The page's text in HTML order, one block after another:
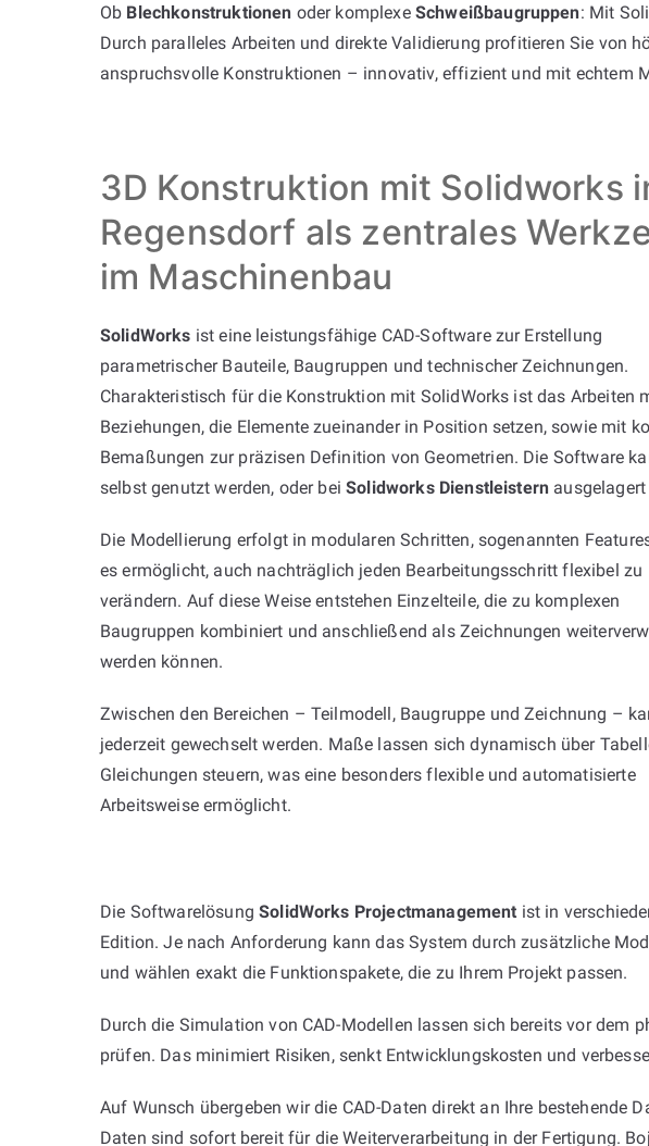
Ob Blechkonstruktionen oder komplexe Schweißbaugruppen: Mit
Durch paralleles Arbeiten und direkte Validierung profitieren Sie von
anspruchsvolle Konstruktionen – innovativ, effizient und mit echtem
3D Konstruktion mit Solidworks
Regensdorf als zentrales
im Maschinenbau
SolidWorks ist eine leistungsfähige CAD-Software zur Erstellung
parametrischer Bauteile, Baugruppen und technischer Zeichnungen.
Charakteristisch für die Konstruktion mit SolidWorks ist das Arbeiten
Beziehungen, die Elemente zueinander in Position setzen, sowie mit
Bemaßungen zur präzisen Definition von Geometrien. Die Software
selbst genutzt werden, oder beiSolidworks Dienstleistern ausgelagert
Die Modellierung erfolgt in modularen Schritten, sogenannten
es ermöglicht, auch nachträglich jeden Bearbeitungsschritt flexibel zu
verändern. Auf diese Weise entstehen Einzelteile, die zu komplexen
Baugruppen kombiniert und anschließend als Zeichnungen
werden können.
Zwischen den Bereichen – Teilmodell, Baugruppe und Zeichnung –
jederzeit gewechselt werden. Maße lassen sich dynamisch über
Gleichungen steuern, was eine besonders flexible und automatisierte
Arbeitsweise ermöglicht.
Die SoftwarelösungSolidWorks Projectmanagement ist in
Edition. Je nach Anforderung kann das System durch zusätzliche
und wählen exakt die Funktionspakete, die zu Ihrem Projekt passen.
Durch die Simulation von CAD-Modellen lassen sich bereits vor
prüfen. Das minimiert Risiken, senkt Entwicklungskosten und
Auf Wunsch übergeben wir die CAD-Daten direkt an Ihre
Daten sind sofort bereit für die Weiterverarbeitung in der Fertigung.